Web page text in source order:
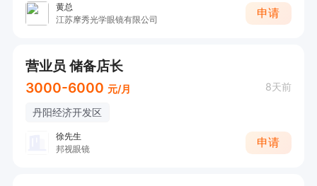
黄总
江苏摩秀光学眼镜有限公司
申请
营业员 储备店长
3000-6000 元/月 8天前
丹阳经济开发区
徐先生
邦视眼镜
申请